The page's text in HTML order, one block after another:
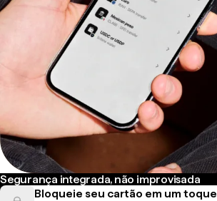
Segurança integrada, não improvisada
Bloqueie seu cartão em um toque